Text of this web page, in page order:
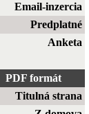
Email-inzercia
Predplatné
Anketa
PDF formát
Titulná strana